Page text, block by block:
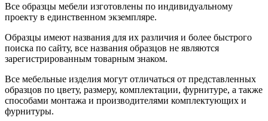
Все образцы мебели изготовлены по индивидуальному
проекту в единственном экземпляре.
Образцы имеют названия для их различия и более быстрого
поиска по сайту, все названия образцов не являются
зарегистрированным товарным знаком.
Все мебельные изделия могут отличаться от представленных
образцов по цвету, размеру, комплектации, фурнитуре, а также
способами монтажа и производителями комплектующих и
фурнитуры.